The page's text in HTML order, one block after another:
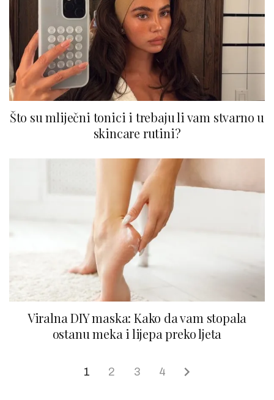
Što su mliječni tonici i trebaju li vam stvarno u
skincare rutini?
Viralna DIY maska: Kako da vam stopala
ostanu meka i lijepa preko ljeta
1 2 3 4